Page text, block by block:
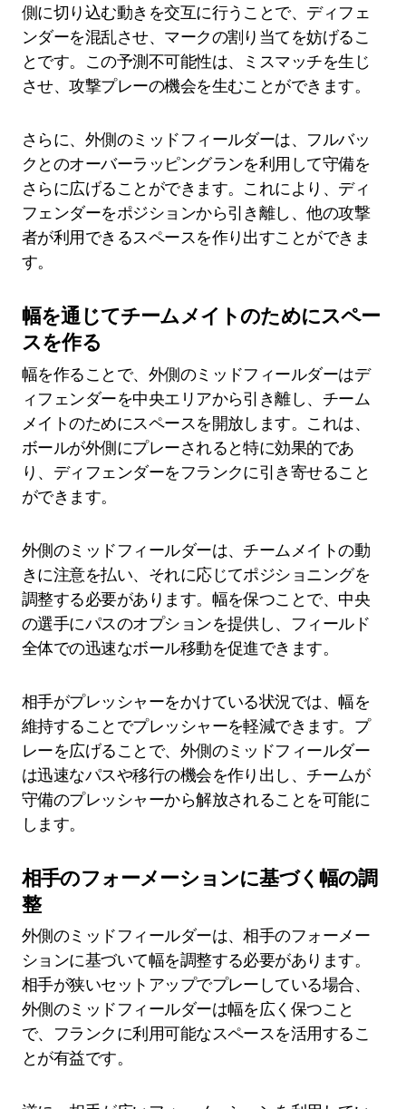
側に切り込む動きを交互に行うことで、ディフェ
ンダーを混乱させ、マークの割り当てを妨げるこ
とです。この予測不可能性は、ミスマッチを生じ
させ、攻撃プレーの機会を生むことができます。
さらに、外側のミッドフィールダーは、フルバッ
クとのオーバーラッピングランを利用して守備を
さらに広げることができます。これにより、ディ
フェンダーをポジションから引き離し、他の攻撃
者が利用できるスペースを作り出すことができま
す。
幅を通じてチームメイトのためにスペー
スを作る
幅を作ることで、外側のミッドフィールダーはデ
ィフェンダーを中央エリアから引き離し、チーム
メイトのためにスペースを開放します。これは、
ボールが外側にプレーされると特に効果的であ
り、ディフェンダーをフランクに引き寄せること
ができます。
外側のミッドフィールダーは、チームメイトの動
きに注意を払い、それに応じてポジショニングを
調整する必要があります。幅を保つことで、中央
の選手にパスのオプションを提供し、フィールド
全体での迅速なボール移動を促進できます。
相手がプレッシャーをかけている状況では、幅を
維持することでプレッシャーを軽減できます。プ
レーを広げることで、外側のミッドフィールダー
は迅速なパスや移行の機会を作り出し、チームが
守備のプレッシャーから解放されることを可能に
します。
相手のフォーメーションに基づく幅の調
整
外側のミッドフィールダーは、相手のフォーメー
ションに基づいて幅を調整する必要があります。
相手が狭いセットアップでプレーしている場合、
外側のミッドフィールダーは幅を広く保つこと
で、フランクに利用可能なスペースを活用するこ
とが有益です。